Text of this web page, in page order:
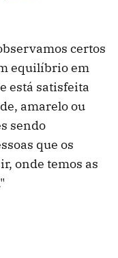
certos
equilíbrio em
está satisfeita
amarelo ou
sendo
que os
onde temos as